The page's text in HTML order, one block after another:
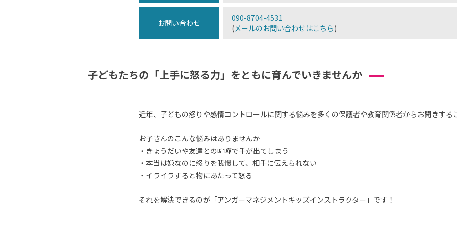
お問い合わせ
090-8704-4531
(メールのお問い合わせはこちら)
子どもたちの「上手に怒る力」をともに育んでいきませんか
近年、子どもの怒りや感情コントロールに関する悩みを多くの保護者や教育関係者からお聞きする
お子さんのこんな悩みはありませんか
・きょうだいや友達との喧嘩で手が出てしまう
・本当は嫌なのに怒りを我慢して、相手に伝えられない
・イライラすると物にあたって怒る
それを解決できるのが「アンガーマネジメントキッズインストラクター」です！